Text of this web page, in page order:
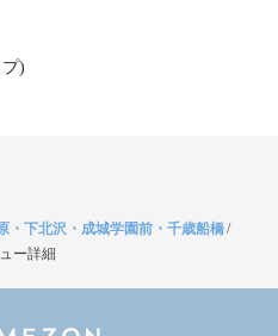
)
・下北沢・成城学園前・千歳船橋/
ー詳細